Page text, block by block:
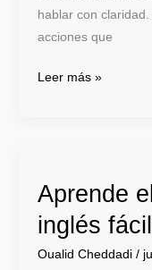
hablar con
acciones que
Leer más »
Aprende
inglés
Oualid Cheddadi /
Aprende
futuro
simple